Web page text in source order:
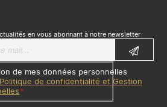
en vous abonnant à notre newsletter
de mes données personnelles
Politique de confidentialité et Gestion
*